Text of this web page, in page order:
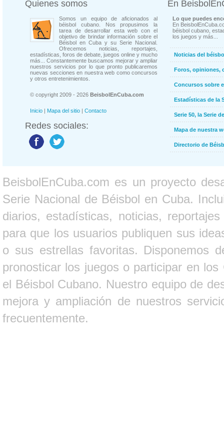
Quienes somos
Somos un equipo de aficionados al
béisbol cubano. Nos propusimos la
tarea de desarrollar esta web con el
objetivo de brindar información sobre el
Béisbol en Cuba y su Serie Nacional.
Ofrecemos noticias, reportajes,
estadísticas, foros de debate, juegos online y mucho
más... Constantemente buscamos mejorar y ampliar
nuestros servicios por lo que pronto publicaremos
nuevas secciones en nuestra web como concursos
y otros entretenimientos.
© copyright 2009 - 2026 BeisbolEnCuba.com
Inicio | Mapa del sitio | Contacto
Redes sociales:
En
Lo que puedes
En
béisbol cubano,
los juegos y más...
Noticias del
Foros, opiniones,
Concursos sobre
Estadísticas de la
Serie 50, la Serie
Mapa de nuestra
Directorio de
BeisbolEnCuba.com es un proyecto
Serie Nacional de Béisbol en Cuba.
diarios, estadísticas, noticias,
para que los usuarios publiquen sus
o sus estrellas favoritas. Disponemos
pronosticar los juegos o participar en
el Béisbol Cubano. Nuestro equipo de
mejora y ampliación de nuestros
frecuentemente.